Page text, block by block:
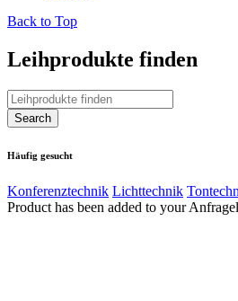
Back to Top
Leihprodukte finden
Häufig gesucht
Konferenztechnik Lichttechnik
Product has been added to your